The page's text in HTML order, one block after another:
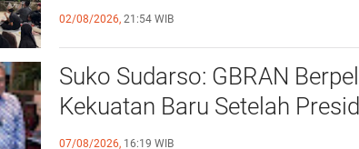
02/08/2026, 21:54 WIB
Suko Sudarso: GBRAN
Kekuatan Baru Setelah
Dihapus
07/08/2026, 16:19 WIB